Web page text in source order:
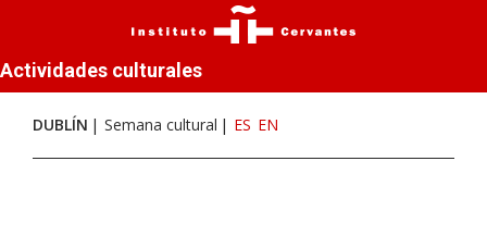
Actividades culturales
DUBLÍN Semana cultural ES EN